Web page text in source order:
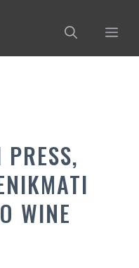
PRESS,
WINE